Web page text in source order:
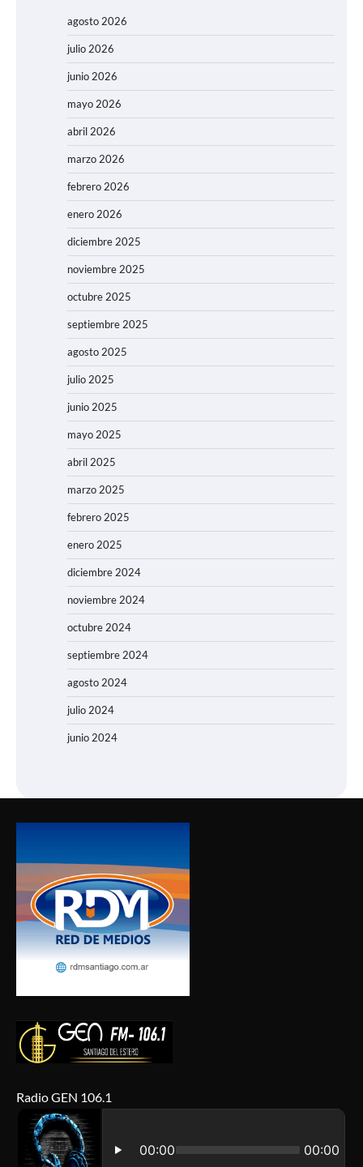
agosto 2026
julio 2026
junio 2026
mayo 2026
abril 2026
marzo 2026
febrero 2026
enero 2026
diciembre 2025
noviembre 2025
octubre 2025
septiembre 2025
agosto 2025
julio 2025
junio 2025
mayo 2025
abril 2025
marzo 2025
febrero 2025
enero 2025
diciembre 2024
noviembre 2024
octubre 2024
septiembre 2024
agosto 2024
julio 2024
junio 2024
Radio GEN 106.1